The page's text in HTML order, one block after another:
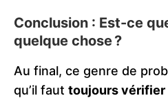
Conclusion : Est-ce
quelque chose ?
Au final, ce genre de
qu’il faut toujours